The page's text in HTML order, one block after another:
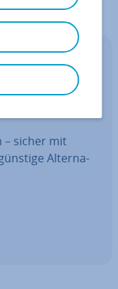
für mehr
– sicher mit
Al­ter­na­